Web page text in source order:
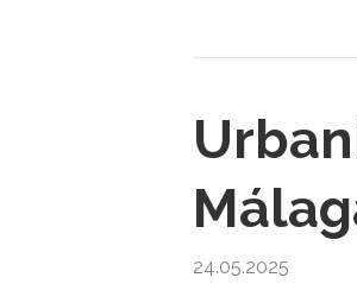
24.05.2025